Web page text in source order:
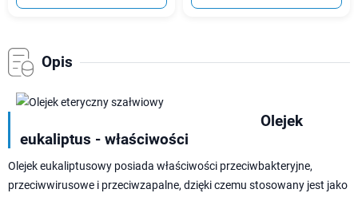
Opis
Olejek
eukaliptus - właściwości
Olejek eukaliptusowy posiada właściwości przeciwbakteryjne,
przeciwwirusowe i przeciwzapalne, dzięki czemu stosowany jest jako